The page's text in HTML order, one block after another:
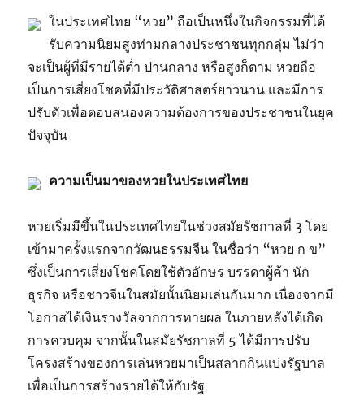
ในประเทศไทย “หวย” ถือเป็นหนึ่งในกิจกรรมที่ได้
รับความนิยมสูงท่ามกลางประชาชนทุกกลุ่ม ไม่ว่า
จะเป็นผู้ที่มีรายได้ต่ำ ปานกลาง หรือสูงก็ตาม หวยถือ
เป็นการเสี่ยงโชคที่มีประวัติศาสตร์ยาวนาน และมีการ
ปรับตัวเพื่อตอบสนองความต้องการของประชาชนในยุค
ปัจจุบัน
ความเป็นมาของหวยในประเทศไทย
หวยเริ่มมีขึ้นในประเทศไทยในช่วงสมัยรัชกาลที่ 3 โดย
เข้ามาครั้งแรกจากวัฒนธรรมจีน ในชื่อว่า “หวย ก ข”
ซึ่งเป็นการเสี่ยงโชคโดยใช้ตัวอักษร บรรดาผู้ค้า นัก
ธุรกิจ หรือชาวจีนในสมัยนั้นนิยมเล่นกันมาก เนื่องจากมี
โอกาสได้เงินรางวัลจากการทายผล ในภายหลังได้เกิด
การควบคุม จากนั้นในสมัยรัชกาลที่ 5 ได้มีการปรับ
โครงสร้างของการเล่นหวยมาเป็นสลากกินแบ่งรัฐบาล
เพื่อเป็นการสร้างรายได้ให้กับรัฐ